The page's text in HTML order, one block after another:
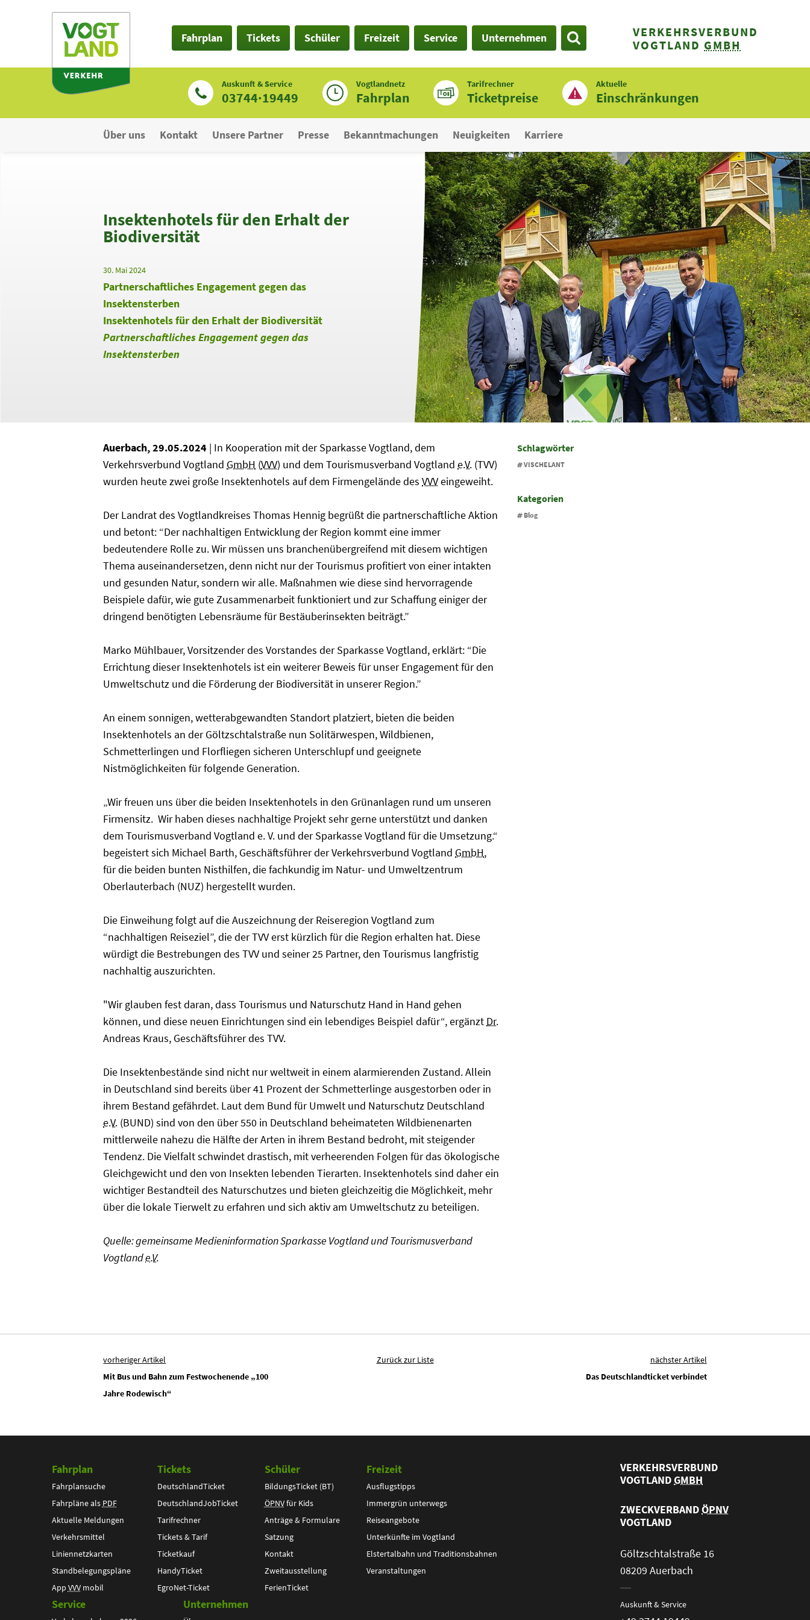
VERKEHRSVERBUND
VOGTLAND GMBH
Fahrplan Tickets Schüler Freizeit Service Unternehmen
Auskunft & Service
03744·19449
Vogtlandnetz
Fahrplan
Tarifrechner
Ticketpreise
Aktuelle
Einschränkungen
Über uns Kontakt Unsere Partner Presse Bekanntmachungen Neuigkeiten Karriere
Insektenhotels für den Erhalt der
Biodiversität
30. Mai 2024
Partnerschaftliches Engagement gegen das
Insektensterben
Insektenhotels für den Erhalt der Biodiversität
Partnerschaftliches Engagement gegen das
Insektensterben
Auerbach, 29.05.2024 | In Kooperation mit der Sparkasse Vogtland, dem
Verkehrsverbund Vogtland GmbH (VVV) und dem Tourismusverband Vogtlande.V. (TVV)
wurden heute zwei große Insektenhotels auf dem Firmengelände desVVVeingeweiht.
Der Landrat des Vogtlandkreises Thomas Hennig begrüßt die partnerschaftliche Aktion
und betont: “Der nachhaltigen Entwicklung der Region kommt eine immer
bedeutendere Rolle zu. Wir müssen uns branchenübergreifend mit diesem wichtigen
Thema auseinandersetzen, denn nicht nur der Tourismus profitiert von einer intakten
und gesunden Natur, sondern wir alle. Maßnahmen wie diese sind hervorragende
Beispiele dafür, wie gute Zusammenarbeit funktioniert und zur Schaffung einiger der
dringend benötigten Lebensräume für Bestäuberinsekten beiträgt.”
Marko Mühlbauer, Vorsitzender des Vorstandes der Sparkasse Vogtland, erklärt: “Die
Errichtung dieser Insektenhotels ist ein weiterer Beweis für unser Engagement für den
Umweltschutz und die Förderung der Biodiversität in unserer Region.”
An einem sonnigen, wetterabgewandten Standort platziert, bieten die beiden
Insektenhotels an der Göltzschtalstraße nun Solitärwespen, Wildbienen,
Schmetterlingen und Florfliegen sicheren Unterschlupf und geeignete
Nistmöglichkeiten für folgende Generation.
„Wir freuen uns über die beiden Insektenhotels in den Grünanlagen rund um unseren
Firmensitz. Wir haben dieses nachhaltige Projekt sehr gerne unterstützt und danken
dem Tourismusverband Vogtland e. V. und der Sparkasse Vogtland für die Umsetzung.“
begeistert sich Michael Barth, Geschäftsführer der Verkehrsverbund Vogtland GmbH,
für die beiden bunten Nisthilfen, die fachkundig im Natur- und Umweltzentrum
Oberlauterbach (NUZ) hergestellt wurden.
Die Einweihung folgt auf die Auszeichnung der Reiseregion Vogtland zum
“nachhaltigen Reiseziel”, die der TVV erst kürzlich für die Region erhalten hat. Diese
würdigt die Bestrebungen des TVV und seiner 25 Partner, den Tourismus langfristig
nachhaltig auszurichten.
"Wir glauben fest daran, dass Tourismus und Naturschutz Hand in Hand gehen
können, und diese neuen Einrichtungen sind ein lebendiges Beispiel dafür“, ergänzt Dr.
Andreas Kraus, Geschäftsführer des TVV.
Die Insektenbestände sind nicht nur weltweit in einem alarmierenden Zustand. Allein
in Deutschland sind bereits über 41 Prozent der Schmetterlinge ausgestorben oder in
ihrem Bestand gefährdet. Laut dem Bund für Umwelt und Naturschutz Deutschland
e.V. (BUND) sind von den über 550 in Deutschland beheimateten Wildbienenarten
mittlerweile nahezu die Hälfte der Arten in ihrem Bestand bedroht, mit steigender
Tendenz. Die Vielfalt schwindet drastisch, mit verheerenden Folgen für das ökologische
Gleichgewicht und den von Insekten lebenden Tierarten. Insektenhotels sind daher ein
wichtiger Bestandteil des Naturschutzes und bieten gleichzeitig die Möglichkeit, mehr
über die lokale Tierwelt zu erfahren und sich aktiv am Umweltschutz zu beteiligen.
Quelle: gemeinsame Medieninformation Sparkasse Vogtland und Tourismusverband
Vogtlande.V.
Schlagwörter
VISCHELANT
Kategorien
Blog
vorheriger Artikel
Mit Bus und Bahn zum Festwochenende „100
Jahre Rodewisch“
nächster Artikel
Das Deutschlandticket verbindet
Zurück zur Liste
Fahrplan
Fahrplansuche
Fahrpläne als PDF
Aktuelle Meldungen
Verkehrsmittel
Liniennetzkarten
Standbelegungspläne
App VVVmobil
Tickets
DeutschlandTicket
DeutschlandJobTicket
Tarifrechner
Tickets & Tarif
Ticketkauf
HandyTicket
EgroNet-Ticket
Schüler
BildungsTicket (BT)
ÖPNVfür Kids
Anträge & Formulare
Satzung
Kontakt
Zweitausstellung
FerienTicket
Freizeit
Ausflugstipps
Immergrün unterwegs
Reiseangebote
Unterkünfte im Vogtland
Elstertalbahn und Traditionsbahnen
Veranstaltungen
Service Unternehmen
VERKEHRSVERBUND
VOGTLANDGMBH
ZWECKVERBANDÖPNV
VOGTLAND
Göltzschtalstraße 16
08209 Auerbach
Auskunft & Service